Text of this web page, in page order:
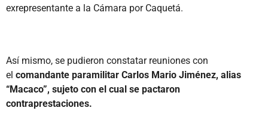
exrepresentante a la Cámara por Caquetá.
Así mismo, se pudieron constatar reuniones con
el comandante paramilitar Carlos Mario Jiménez, alias
“Macaco”, sujeto con el cual se pactaron
contraprestaciones.